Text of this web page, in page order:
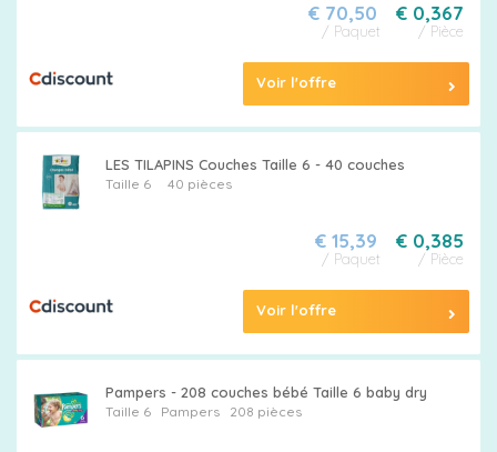
€ 0,367
/ Pièce
€ 70,50
/ Paquet
Voir l'offre
LES TILAPINS Couches Taille 6 - 40 couches
Taille 640 pièces
€ 0,385
/ Pièce
€ 15,39
/ Paquet
Voir l'offre
Pampers - 208 couches bébé Taille 6 baby dry
Taille 6 Pampers208 pièces